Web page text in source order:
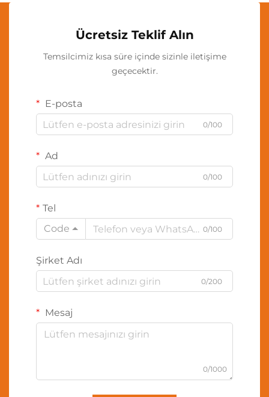
Ücretsiz Teklif Alın
Temsilcimiz kısa süre içinde sizinle iletişime
geçecektir.
E-posta
0/100
Ad
0/100
Tel
Code
0/100
Şirket Adı
0/200
Mesaj
0/1000